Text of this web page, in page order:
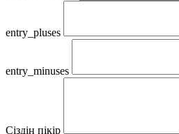
entry_pluses
entry_minuses
Сіздің пікір